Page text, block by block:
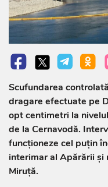
Scufundarea
dragare efectuate pe
opt centimetri la
de la Cernavodă.
funcționeze cel puțin
interimar al Apărării și
Miruță.